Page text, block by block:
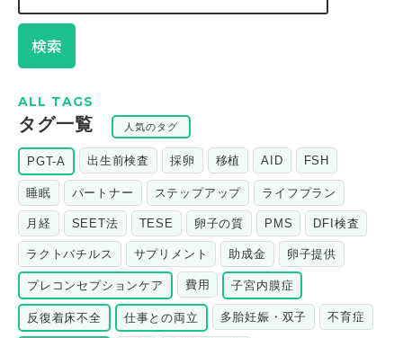
検索
ALL TAGS
タグ一覧 人気のタグ
PGT-A 出生前検査 採卵 移植 AID FSH
睡眠 パートナー ステップアップ ライフプラン
月経 SEET法 TESE 卵子の質 PMS DFI検査
ラクトバチルス サプリメント 助成金 卵子提供
プレコンセプションケア 費用 子宮内膜症
反復着床不全 仕事との両立 多胎妊娠・双子 不育症